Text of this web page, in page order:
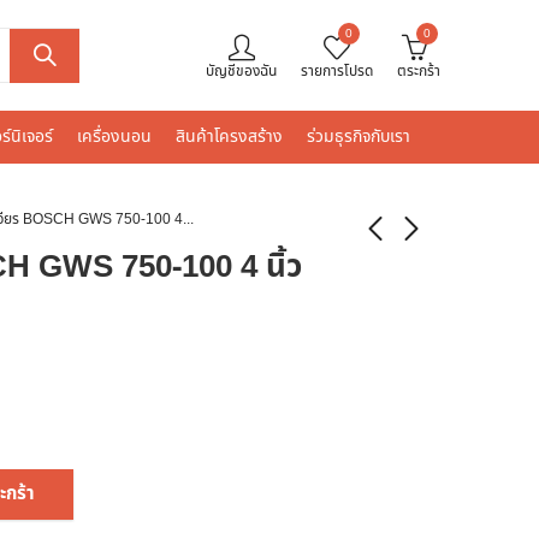
บัญชีของฉัน
0
รายการโปรด
0
ตระกร้า
นิเจอร์ เครื่องนอน สินค้าโครงสร้าง ร่วมธุรกิจกับเรา
เครื่องเจียร BOSCH GWS 750-100 4 นิ้ว 750 วัตต์
GWS 750-100 4 นิ้ว
กร้า